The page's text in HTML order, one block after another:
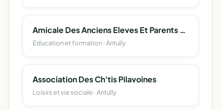
Amicale Des Anciens Eleves Et Parents D'eleves Des Ecoles Publiques D'antully
Education et formation · Antully
Association Des Ch'tis Pilavoines
Loisirs et vie sociale · Antully